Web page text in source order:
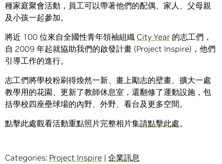
種家庭聚會活動，員工可以帶著他們的配偶、家人、父母親
及小孩一起參加。
將近 100 位來自全國性青年領袖組織 City Year 的志工們，
自 2009 年起就協助我們的啟發計畫 (Project Inspire)，他們
引導工作的進行。
志工們將學校粉刷得煥然一新、畫上勵志的壁畫、擴大一處
教學用的花園、更新了教師休息室，還翻修了運動設施，包
括學校四座壘球場的內野、外野、看台及更多空間。
點擊此處觀看活動重點照片完整相片集請點擊此處。
Categories: Project Inspire | 企業訊息